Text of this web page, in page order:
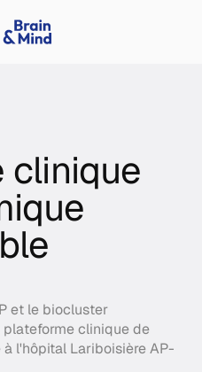
clinique
et le biocluster
plateforme clinique de
l'hôpital Lariboisière AP-